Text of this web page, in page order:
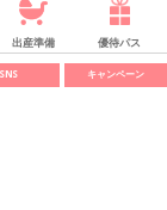
出産準備 優待パス
SNS キャンペーン